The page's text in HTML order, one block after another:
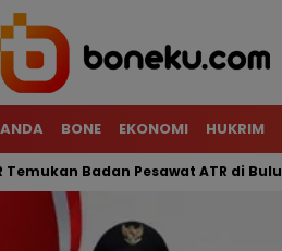
BONE EKONOMI HUKRIM
Badan Pesawat ATR di Bulusaraung